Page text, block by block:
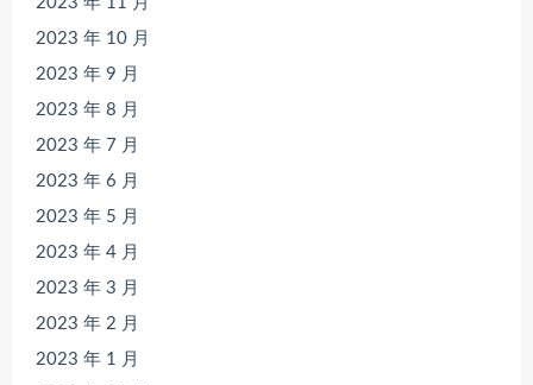
2023 年 10 月
2023 年 9 月
2023 年 8 月
2023 年 7 月
2023 年 6 月
2023 年 5 月
2023 年 4 月
2023 年 3 月
2023 年 2 月
2023 年 1 月